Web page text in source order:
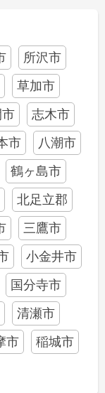
所沢市
草加市
市
志木市
市
八潮市
鶴ヶ島市
北足立郡
三鷹市
小金井市
国分寺市
清瀬市
市
稲城市